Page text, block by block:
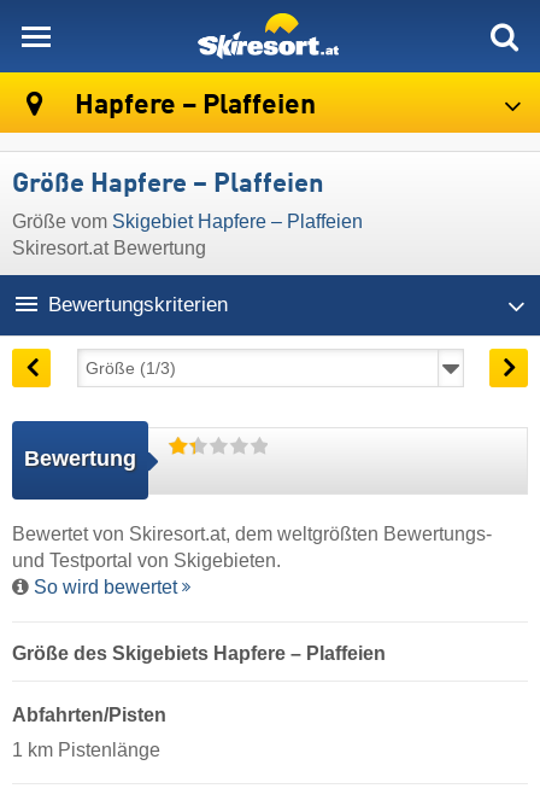
Hapfere – Plaffeien
Größe Hapfere – Plaffeien
Größe vom Skigebiet Hapfere – Plaffeien
Skiresort.at Bewertung
Bewertungskriterien
Bewertung
Bewertet von Skiresort.at, dem weltgrößten Bewertungs-
und Testportal von Skigebieten.
So wird bewertet
Größe des Skigebiets Hapfere – Plaffeien
Abfahrten/Pisten
1 km Pistenlänge